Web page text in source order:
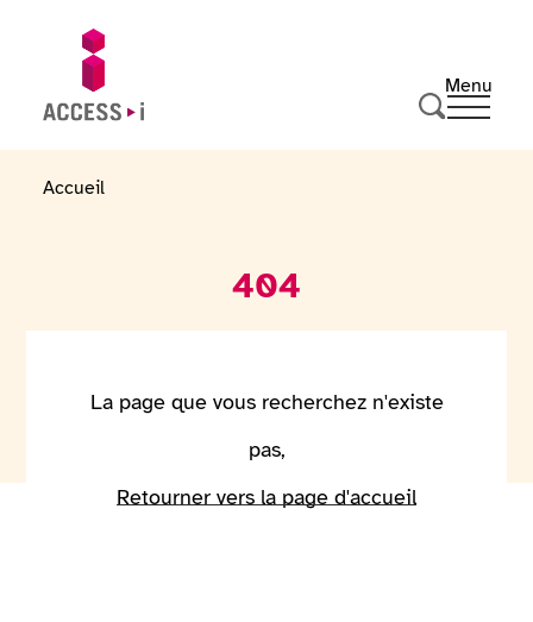
Naar de inhoud gaan
Menu
Ouvrir
Accueil
404
La page que vous recherchez n'existe
pas,
Retourner vers la page d'accueil